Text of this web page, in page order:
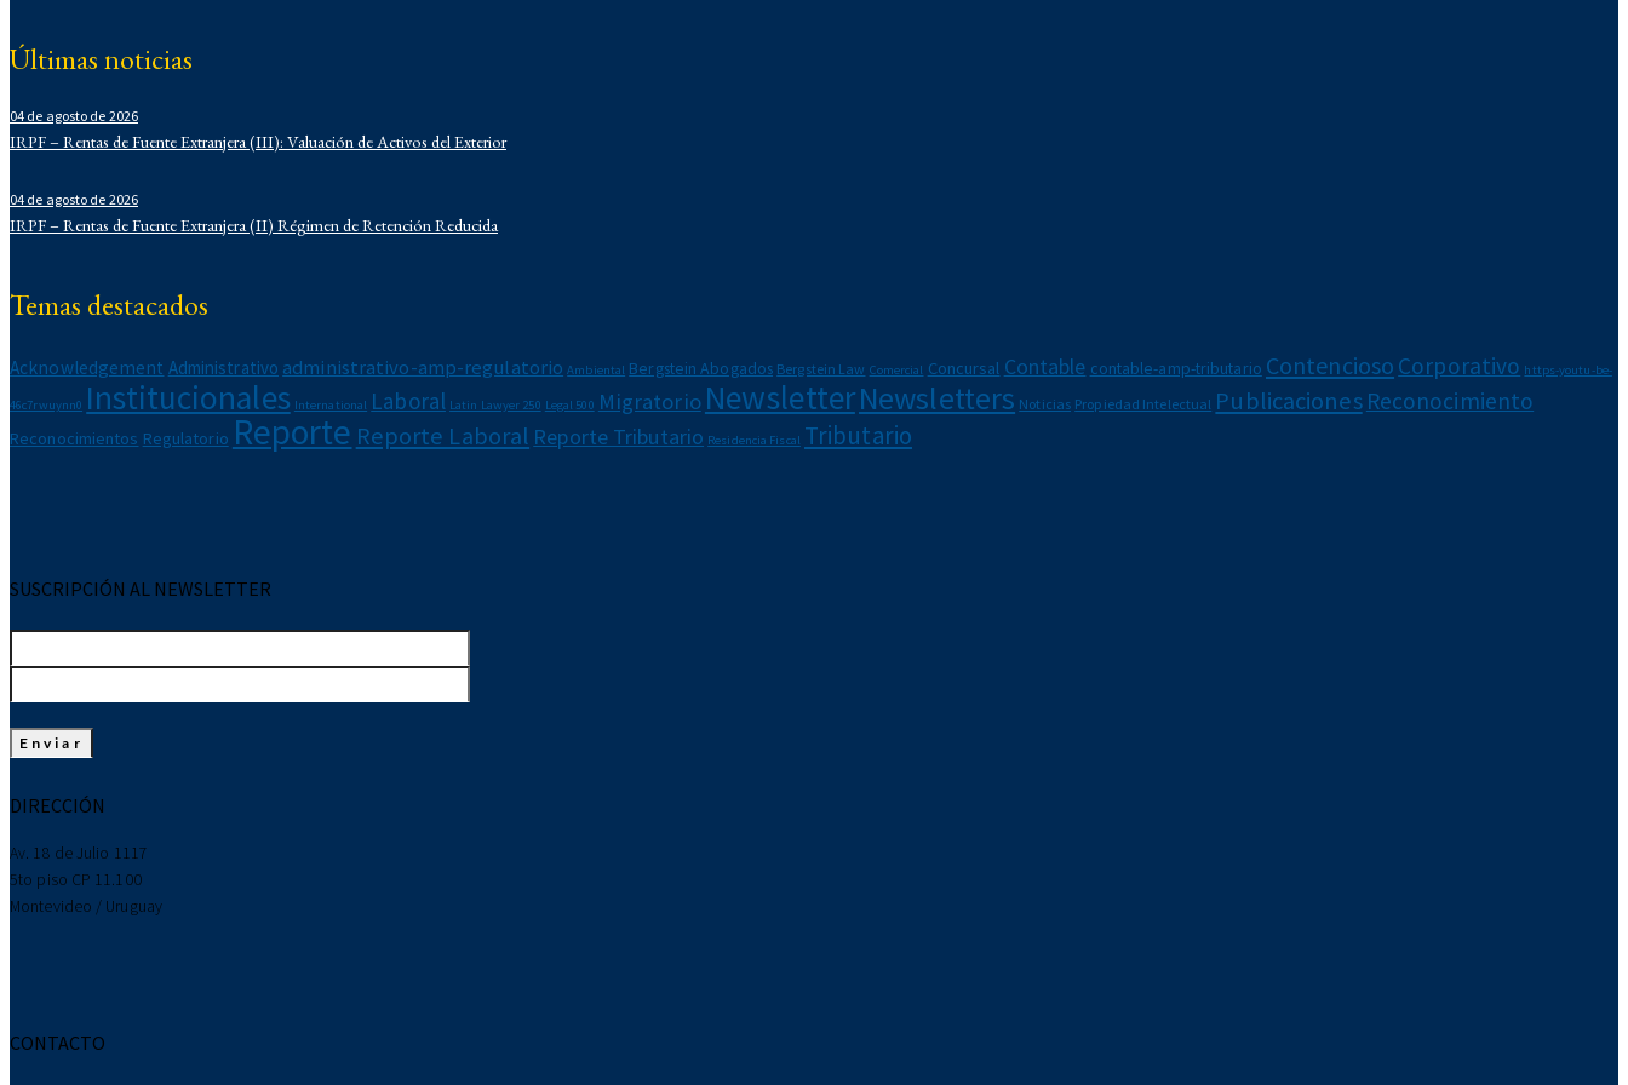
Demo
IFLR 1000
Institucionales
Latin Lawyer 250
Legal 500
Migratorio
Newsletters
Propiedad Intelectual
Reconocimientos
Regulatorio
Últimas noticias
04 de agosto de 2026
IRPF – Rentas de Fuente Extranjera (III): Valuación de Activos del Exterior
04 de agosto de 2026
IRPF – Rentas de Fuente Extranjera (II) Régimen de Retención Reducida
Temas destacados
Acknowledgement Administrativo administrativo-amp-regulatorio Ambiental Bergstein Abogados Bergstein Law Comercial Concursal Contable contable-amp-tributario Contencioso Corporativo https-youtu-be-
46c7rwuynn0 Institucionales International Laboral Latin Lawyer 250 Legal 500 Migratorio NewsletterNewsletters Noticias Propiedad Intelectual Publicaciones Reconocimiento
Reconocimientos Regulatorio Reporte Reporte Laboral Reporte Tributario Residencia Fiscal Tributario
SUSCRIPCIÓN AL NEWSLETTER
DIRECCIÓN
Av. 18 de Julio 1117
5to piso CP 11.100
Montevideo / Uruguay
CONTACTO